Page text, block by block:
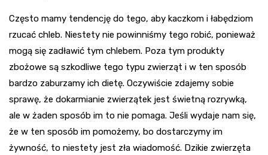
Często mamy tendencję do tego, aby kaczkom i łabędziom
rzucać chleb. Niestety nie powinniśmy tego robić, ponieważ
mogą się zadławić tym chlebem. Poza tym produkty
zbożowe są szkodliwe tego typu zwierząt i w ten sposób
bardzo zaburzamy ich dietę. Oczywiście zdajemy sobie
sprawę, że dokarmianie zwierzątek jest świetną rozrywką,
ale w żaden sposób im to nie pomaga. Jeśli wydaje nam się,
że w ten sposób im pomożemy, bo dostarczymy im
żywność, to niestety jest zła wiadomość. Dzikie zwierzęta